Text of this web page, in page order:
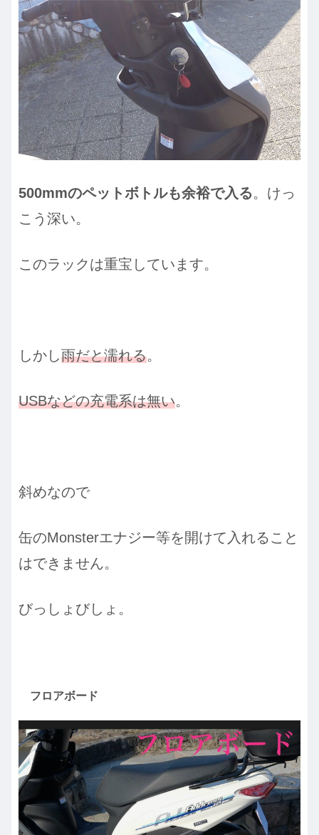
500mmのペットボトルも余裕で入る。けっ
こう深い。
このラックは重宝しています。
しかし雨だと濡れる。
USBなどの充電系は無い。
斜めなので
缶のMonsterエナジー等を開けて入れること
はできません。
びっしょびしょ。
フロアボード